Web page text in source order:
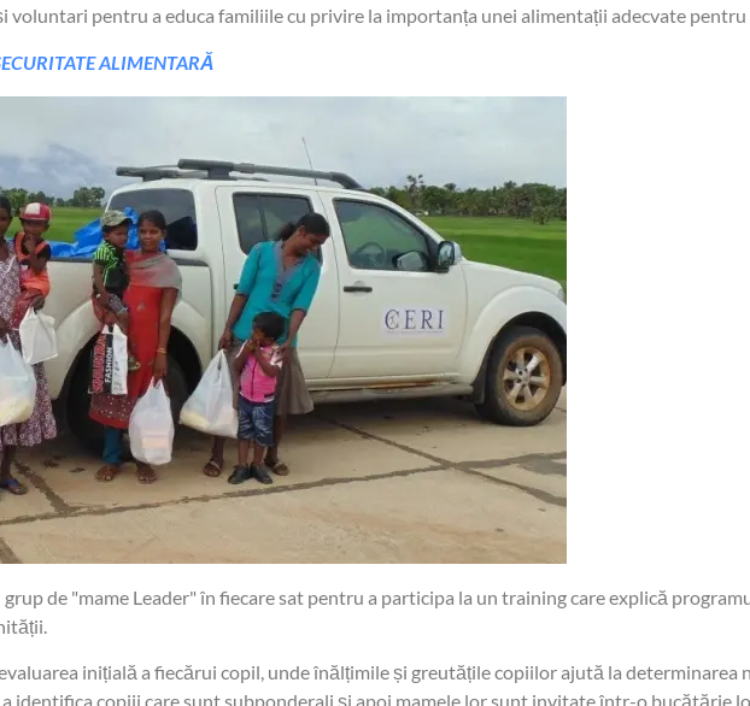
pentru a educa familiile cu privire la importanța unei alimentații adecvate pentru
ALIMENTARĂ
de "mame Leader" în fiecare sat pentru a participa la un training care explică
inițială a fiecărui copil, unde înălțimile și greutățile copiilor ajută la
identifica copiii care sunt subponderali și apoi mamele lor sunt invitate într-o bucătărie